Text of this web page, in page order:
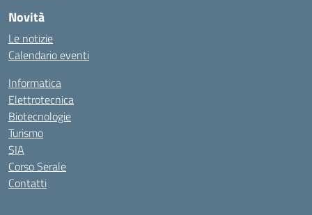
Novità
Le notizie
Calendario eventi
Informatica
Elettrotecnica
Biotecnologie
Turismo
SIA
Corso Serale
Contatti